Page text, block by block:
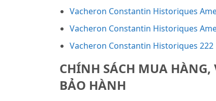
Vacheron Constantin Historiques
Vacheron Constantin Historiques
Vacheron Constantin Historiques 222
CHÍNH SÁCH MUA HÀNG,
BẢO HÀNH